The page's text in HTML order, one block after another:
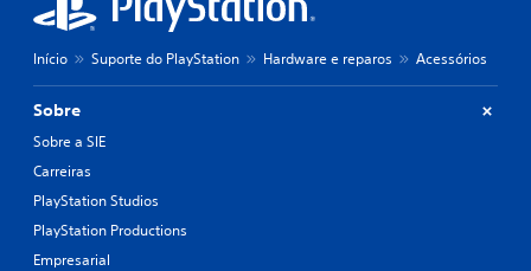
Início Suporte do PlayStation Hardware e reparos Acessórios
Sobre
Sobre a SIE
Carreiras
PlayStation Studios
PlayStation Productions
Empresarial